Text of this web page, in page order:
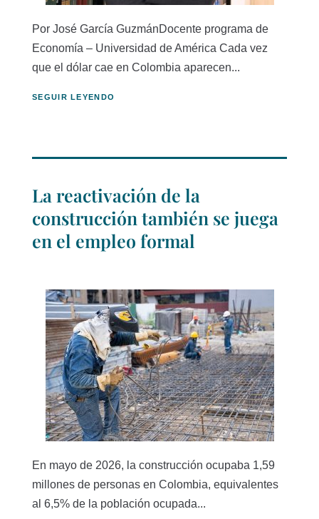
Por José García GuzmánDocente programa de
Economía – Universidad de América Cada vez
que el dólar cae en Colombia aparecen...
SEGUIR LEYENDO
La reactivación de la
construcción también se juega
en el empleo formal
En mayo de 2026, la construcción ocupaba 1,59
millones de personas en Colombia, equivalentes
al 6,5% de la población ocupada...